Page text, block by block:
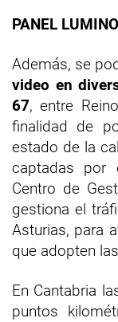
PANEL
Además, se
video en
67, entre
finalidad de
estado de la
captadas por
Centro de
gestiona el
Asturias, para
que adopten
En Cantabria
puntos